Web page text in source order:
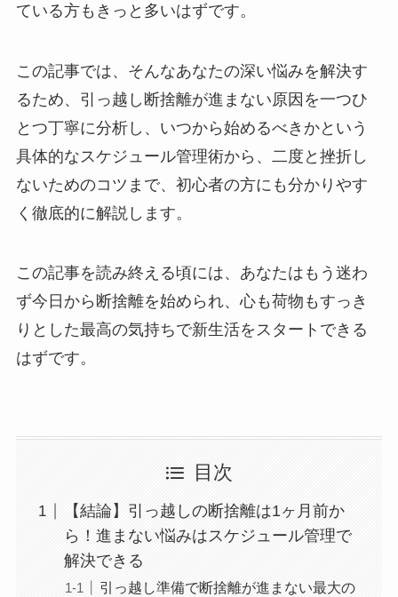
ている方もきっと多いはずです。
この記事では、そんなあなたの深い悩みを解決す
るため、引っ越し断捨離が進まない原因を一つひ
とつ丁寧に分析し、いつから始めるべきかという
具体的なスケジュール管理術から、二度と挫折し
ないためのコツまで、初心者の方にも分かりやす
く徹底的に解説します。
この記事を読み終える頃には、あなたはもう迷わ
ず今日から断捨離を始められ、心も荷物もすっき
りとした最高の気持ちで新生活をスタートできる
はずです。
目次
【結論】引っ越しの断捨離は1ヶ月前か
ら！進まない悩みはスケジュール管理で
解決できる
引っ越し準備で断捨離が進まない最大の